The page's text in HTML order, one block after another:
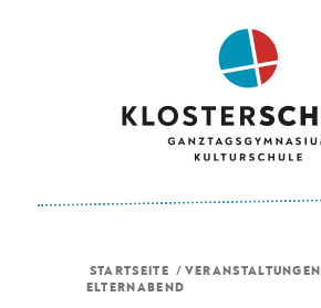
STARTSEITE / VERANSTALTUNGEN
ELTERNABEND